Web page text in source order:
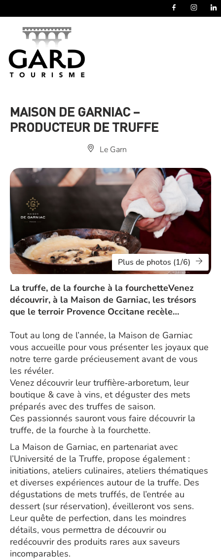
MAISON DE GARNIAC –
PRODUCTEUR DE TRUFFE
Le Garn
Plus de photos (1/6)
La truffe, de la fourche à la fourchetteVenez
découvrir, à la Maison de Garniac, les trésors
que le terroir Provence Occitane recèle…
Tout au long de l’année, la Maison de Garniac
vous accueille pour vous présenter les joyaux que
notre terre garde précieusement avant de vous
les révéler.
Venez découvrir leur truffière‑arboretum, leur
boutique & cave à vins, et déguster des mets
préparés avec des truffes de saison.
Ces passionnés sauront vous faire découvrir la
truffe, de la fourche à la fourchette.
La Maison de Garniac, en partenariat avec
l’Université de la Truffe, propose également :
initiations, ateliers culinaires, ateliers thématiques
et diverses expériences autour de la truffe. Des
dégustations de mets truffés, de l’entrée au
dessert (sur réservation), éveilleront vos sens.
Leur quête de perfection, dans les moindres
détails, vous permettra de découvrir ou
redécouvrir des produits rares aux saveurs
incomparables.